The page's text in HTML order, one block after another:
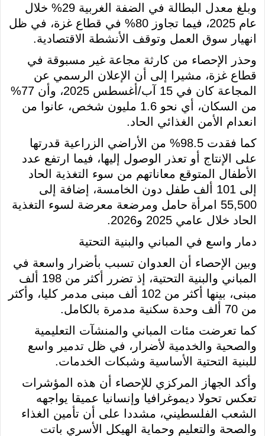
وبلغ معدل البطالة في الضفة الغربية 29% خلال
عام 2025، فيما تجاوز 80% في قطاع غزة، في ظل
انهيار سوق العمل وتوقف الأنشطة الاقتصادية.
وحذر الإحصاء من كارثة مجاعة غير مسبوقة في
قطاع غزة، مشيرا إلى أن الإعلان الرسمي عن
المجاعة كان في 15 آب/أغسطس 2025، وأن 77%
من السكان، أي نحو 1.6 مليون شخص، عانوا من
انعدام الأمن الغذائي الحاد.
كما فقدت 98.5% من الأراضي الزراعية قدرتها
على الإنتاج أو تعذر الوصول إليها، فيما ارتفع عدد
الأطفال المتوقع معاناتهم من سوء التغذية الحاد
إلى 101 ألف طفل دون الخامسة، إضافة إلى
55,500 امرأة حامل ومرضعة معرضة لسوء التغذية
الحاد خلال عامي 2025 و2026.
دمار واسع في المباني والبنية التحتية
وبين الإحصاء أن العدوان تسبب بأضرار واسعة في
المباني والبنية التحتية، إذ تضرر أكثر من 198 ألف
مبنى، بينها أكثر من 102 ألف مبنى مدمر كليا، وأكثر
من 70 ألف وحدة سكنية مدمرة بالكامل.
كما تعرضت مئات المباني والمنشآت التعليمية
والصحية والخدمية لأضرار، في ظل تدمير واسع
للبنية التحتية الأساسية وشبكات الخدمات.
وأكد الجهاز المركزي للإحصاء أن هذه المؤشرات
تعكس تحولا ديموغرافيا وإنسانيا عميقا يواجهه
الشعب الفلسطيني، مشددا على أن تأمين الغذاء
والصحة والتعليم وحماية الهيكل الأسري باتت